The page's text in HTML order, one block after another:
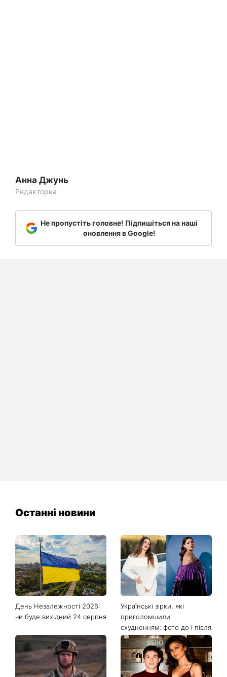
Анна Джунь
Редакторка
Не пропустіть головне! Підпишіться на наші
оновлення в Google!
Останні новини
День Незалежності 2026:
чи буде вихідний 24 серпня
Українські зірки, які
приголомшили
схудненням: фото до і після